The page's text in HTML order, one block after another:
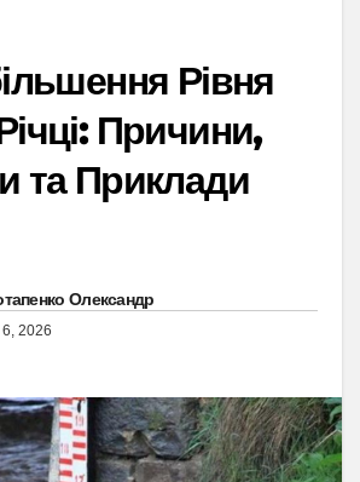
Рівня
Причини,
та Приклади
Олександр
2026